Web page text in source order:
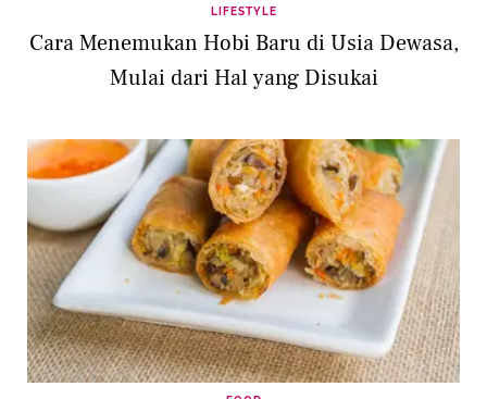
LIFESTYLE
Cara Menemukan Hobi Baru di Usia Dewasa,
Mulai dari Hal yang Disukai